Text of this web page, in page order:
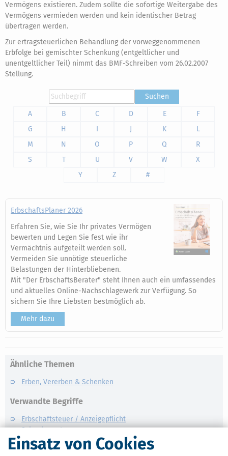
Einsatz von Cookies
Vermögens existieren. Zudem sollte die sofortige Weitergabe des
Vermögens vermieden werden und kein identischer Betrag
übertragen werden.
Zur ertragsteuerlichen Behandlung der vorweggenommenen
Erbfolge bei gemischter Schenkung (entgeltlicher und
unentgeltlicher Teil) nimmt das BMF-Schreiben vom 26.02.2007
Stellung.
Suchen
A
B C D E
F
G
H I J K
L
M
N O P Q
R
S
T U V W
X
Y
Z #
ErbschaftsPlaner 2026
Erfahren Sie, wie Sie Ihr privates Vermögen
bewerten und Legen Sie fest wie ihr
Vermächtnis aufgeteilt werden soll.
Vermeiden Sie unnötige steuerliche
Belastungen der Hinterbliebenen.
Mit "Der ErbschaftsBerater" steht Ihnen auch ein umfassendes
und aktuelles Online-Nachschlagewerk zur Verfügung. So
sichern Sie Ihre Liebsten bestmöglich ab.
Mehr dazu
Ähnliche Themen
Erben, Vererben & Schenken
Verwandte Begriffe
Erbschaftsteuer / Anzeigepflicht
Schenkungsteuer
Erbschaftsteuer / Bewertung
Erbschaftsteuer